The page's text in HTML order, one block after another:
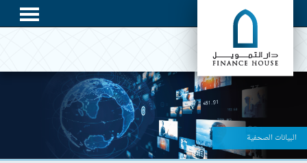
البيانات الصحفية